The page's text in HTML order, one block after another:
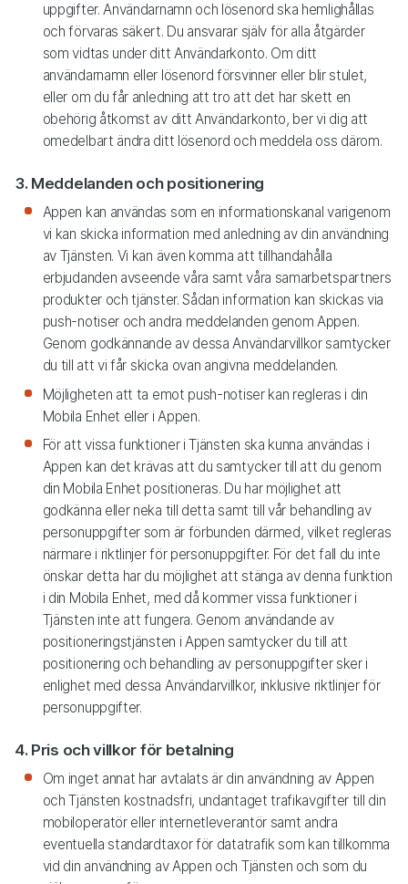
uppgifter. Användarnamn och lösenord ska hemlighållas
och förvaras säkert. Du ansvarar själv för alla åtgärder
som vidtas under ditt Användarkonto. Om ditt
användarnamn eller lösenord försvinner eller blir stulet,
eller om du får anledning att tro att det har skett en
obehörig åtkomst av ditt Användarkonto, ber vi dig att
omedelbart ändra ditt lösenord och meddela oss därom.
3. Meddelanden och positionering
Appen kan användas som en informationskanal varigenom
vi kan skicka information med anledning av din användning
av Tjänsten. Vi kan även komma att tillhandahålla
erbjudanden avseende våra samt våra samarbetspartners
produkter och tjänster. Sådan information kan skickas via
push-notiser och andra meddelanden genom Appen.
Genom godkännande av dessa Användarvillkor samtycker
du till att vi får skicka ovan angivna meddelanden.
Möjligheten att ta emot push-notiser kan regleras i din
Mobila Enhet eller i Appen.
För att vissa funktioner i Tjänsten ska kunna användas i
Appen kan det krävas att du samtycker till att du genom
din Mobila Enhet positioneras. Du har möjlighet att
godkänna eller neka till detta samt till vår behandling av
personuppgifter som är förbunden därmed, vilket regleras
närmare i riktlinjer för personuppgifter. För det fall du inte
önskar detta har du möjlighet att stänga av denna funktion
i din Mobila Enhet, med då kommer vissa funktioner i
Tjänsten inte att fungera. Genom användande av
positioneringstjänsten i Appen samtycker du till att
positionering och behandling av personuppgifter sker i
enlighet med dessa Användarvillkor, inklusive riktlinjer för
personuppgifter.
4. Pris och villkor för betalning
Om inget annat har avtalats är din användning av Appen
och Tjänsten kostnadsfri, undantaget trafikavgifter till din
mobiloperatör eller internetleverantör samt andra
eventuella standardtaxor för datatrafik som kan tillkomma
vid din användning av Appen och Tjänsten och som du